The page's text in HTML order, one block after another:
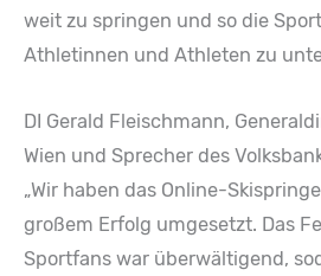
weit zu springen und so die
Athletinnen und Athleten zu
DI Gerald Fleischmann,
Wien und Sprecher des
„Wir haben das Online-
großem Erfolg umgesetzt. Das
Sportfans war überwältigend,